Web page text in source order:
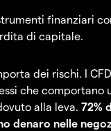
finanziari
di capitale.
dei rischi. I
che comportano
alla leva. 72%
denaro nelle